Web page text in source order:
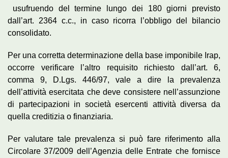
usufruendo del termine lungo dei 180 giorni previsto
dall’art. 2364 c.c., in caso ricorra l’obbligo del bilancio
consolidato.
Per una corretta determinazione della base imponibile Irap,
occorre verificare l’altro requisito richiesto dall’art. 6,
comma 9, D.Lgs. 446/97, vale a dire la prevalenza
dell’attività esercitata che deve consistere nell’assunzione
di partecipazioni in società esercenti attività diversa da
quella creditizia o finanziaria.
Per valutare tale prevalenza si può fare riferimento alla
Circolare 37/2009 dell’Agenzia delle Entrate che fornisce